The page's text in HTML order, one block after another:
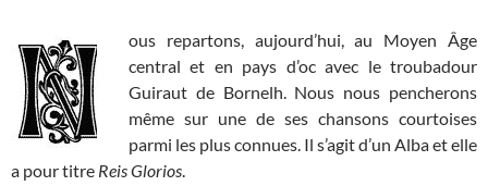
ous repartons, aujourd’hui, au Moyen Âge
central et en pays d’oc avec le troubadour
Guiraut de Bornelh. Nous nous pencherons
même sur une de ses chansons courtoises
parmi les plus connues. Il s’agit d’un Alba et elle
a pour titre Reis Glorios.